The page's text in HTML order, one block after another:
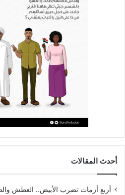
أحدث المقالات
أربع أزمات تضرب الأبيض.. العطش